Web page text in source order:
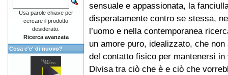
sensuale e appassionata, la
disperatamente contro se stessa,
l’uomo e nella contemporanea
un amore puro, idealizzato, che non
del contatto fisico per mantenersi in
Divisa tra ciò che è e ciò che
Usa parole chiave per
cercare il prodotto
desiderato.
Ricerca avanzata
Cosa c'e' di nuovo?